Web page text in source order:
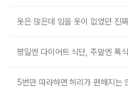
옷은 많은데 입을 옷이 없었던 진
평일엔 다이어트 식단, 주말엔 폭
5번만 따라하면 허리가 편해지는